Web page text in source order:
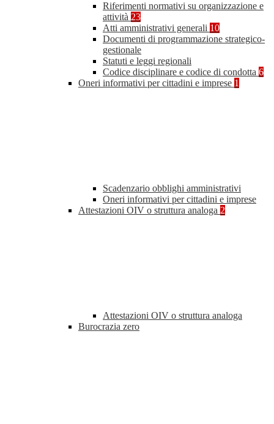
Riferimenti normativi su organizzazione e
attività 23
Atti amministrativi generali 10
Documenti di programmazione strategico-
gestionale
Statuti e leggi regionali
Codice disciplinare e codice di condotta 6
Oneri informativi per cittadini e imprese 1
Scadenzario obblighi amministrativi
Oneri informativi per cittadini e imprese
Attestazioni OIV o struttura analoga 2
Attestazioni OIV o struttura analoga
Burocrazia zero